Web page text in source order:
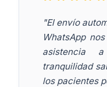
"El envío
WhatsApp
asistencia
tranquilidad
los pacientes